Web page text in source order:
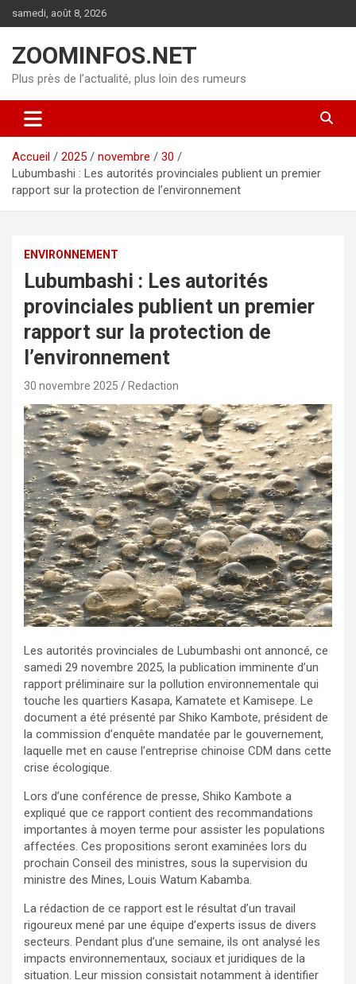
au
samedi, août 8, 2026
ZOOMINFOS.NET
Plus près de l’actualité, plus loin des rumeurs
Accueil 2025 novembre
30
Lubumbashi : Les autorités provinciales publient un premier
rapport sur la protection de l’environnement
ENVIRONNEMENT
Lubumbashi : Les autorités
provinciales publient un premier
rapport sur la protection de
l’environnement
30 novembre 2025 Redaction
Les autorités provinciales de Lubumbashi ont annoncé, ce
samedi 29 novembre 2025, la publication imminente d’un
rapport préliminaire sur la pollution environnementale qui
touche les quartiers Kasapa, Kamatete et Kamisepe. Le
document a été présenté par Shiko Kambote, président de
la commission d’enquête mandatée par le gouvernement,
laquelle met en cause l’entreprise chinoise CDM dans cette
crise écologique.
Lors d’une conférence de presse, Shiko Kambote a
expliqué que ce rapport contient des recommandations
importantes à moyen terme pour assister les populations
affectées. Ces propositions seront examinées lors du
prochain Conseil des ministres, sous la supervision du
ministre des Mines, Louis Watum Kabamba.
La rédaction de ce rapport est le résultat d’un travail
rigoureux mené par une équipe d’experts issus de divers
secteurs. Pendant plus d’une semaine, ils ont analysé les
impacts environnementaux, sociaux et juridiques de la
situation. Leur mission consistait notamment à identifier